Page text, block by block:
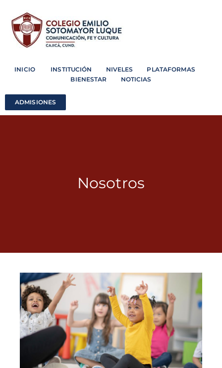
INICIO INSTITUCIÓN NIVELES PLATAFORMAS
BIENESTAR NOTICIAS
ADMISIONES
Nosotros